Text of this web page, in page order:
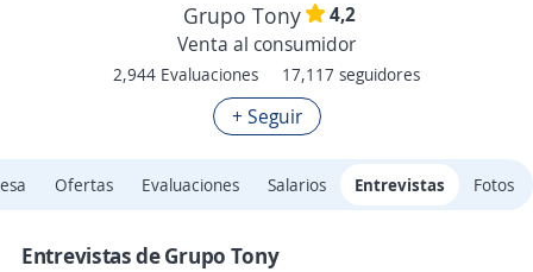
Grupo Tony
4,2
Venta al consumidor
2,944 Evaluaciones 17,117 seguidores
+ Seguir
Ofertas Evaluaciones Salarios Entrevistas Fotos
Entrevistas de Grupo Tony